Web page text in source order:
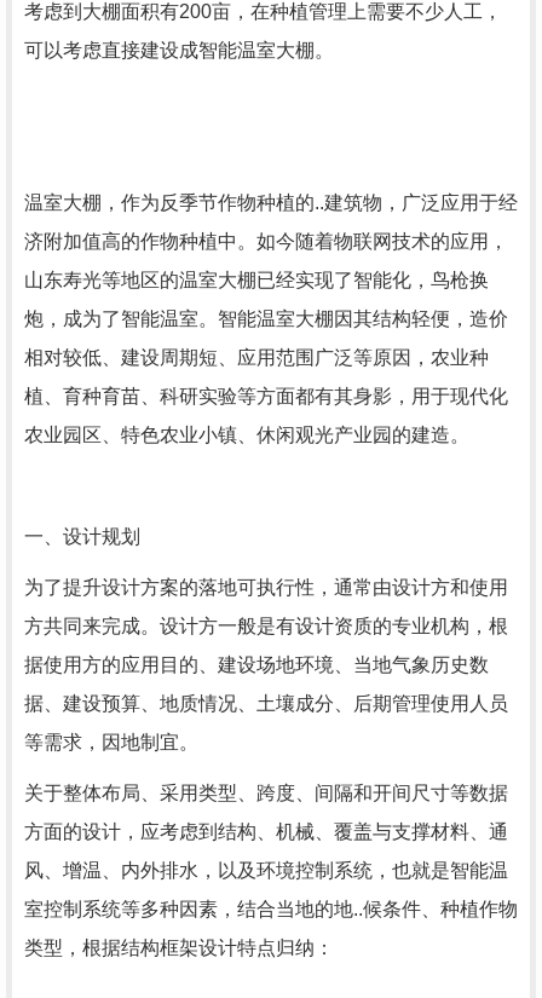
考虑到大棚面积有200亩，在种植管理上需要不少人工，
可以考虑直接建设成智能温室大棚。
温室大棚，作为反季节作物种植的..建筑物，广泛应用于经
济附加值高的作物种植中。如今随着物联网技术的应用，
山东寿光等地区的温室大棚已经实现了智能化，鸟枪换
炮，成为了智能温室。智能温室大棚因其结构轻便，造价
相对较低、建设周期短、应用范围广泛等原因，农业种
植、育种育苗、科研实验等方面都有其身影，用于现代化
农业园区、特色农业小镇、休闲观光产业园的建造。
一、设计规划
为了提升设计方案的落地可执行性，通常由设计方和使用
方共同来完成。设计方一般是有设计资质的专业机构，根
据使用方的应用目的、建设场地环境、当地气象历史数
据、建设预算、地质情况、土壤成分、后期管理使用人员
等需求，因地制宜。
关于整体布局、采用类型、跨度、间隔和开间尺寸等数据
方面的设计，应考虑到结构、机械、覆盖与支撑材料、通
风、增温、内外排水，以及环境控制系统，也就是智能温
室控制系统等多种因素，结合当地的地..候条件、种植作物
类型，根据结构框架设计特点归纳：